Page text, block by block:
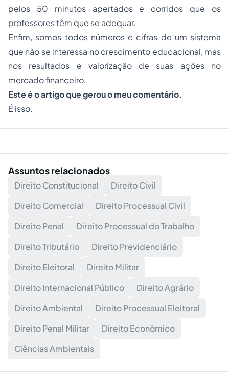
pelos 50 minutos apertados e corridos que os
professores têm que se adequar.
Enfim, somos todos números e cifras de um sistema
que não se interessa no crescimento educacional, mas
nos resultados e valorização de suas ações no
mercado financeiro.
Este é o artigo que gerou o meu comentário.
É isso.
Assuntos relacionados
Direito Constitucional
Direito Civil
Direito Comercial
Direito Processual Civil
Direito Penal
Direito Processual do Trabalho
Direito Tributário
Direito Previdenciário
Direito Eleitoral
Direito Militar
Direito Internacional Público
Direito Agrário
Direito Ambiental
Direito Processual Eleitoral
Direito Penal Militar
Direito Econômico
Ciências Ambientais